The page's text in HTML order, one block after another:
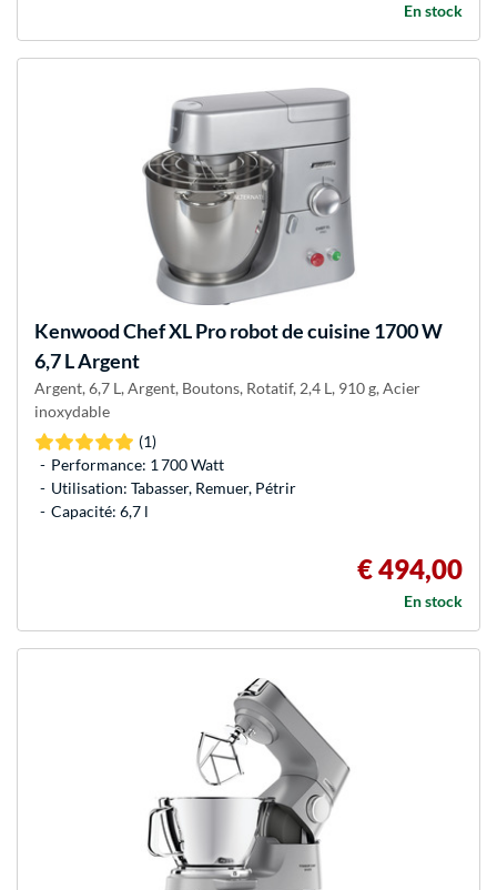
En stock
KenwoodChef XL Pro robot de cuisine 1700 W
6,7 L Argent
Argent, 6,7 L, Argent, Boutons, Rotatif, 2,4 L, 910 g, Acier
inoxydable
(1)
Performance: 1 700 Watt
Utilisation: Tabasser, Remuer, Pétrir
Capacité: 6,7 l
€ 494,00
En stock